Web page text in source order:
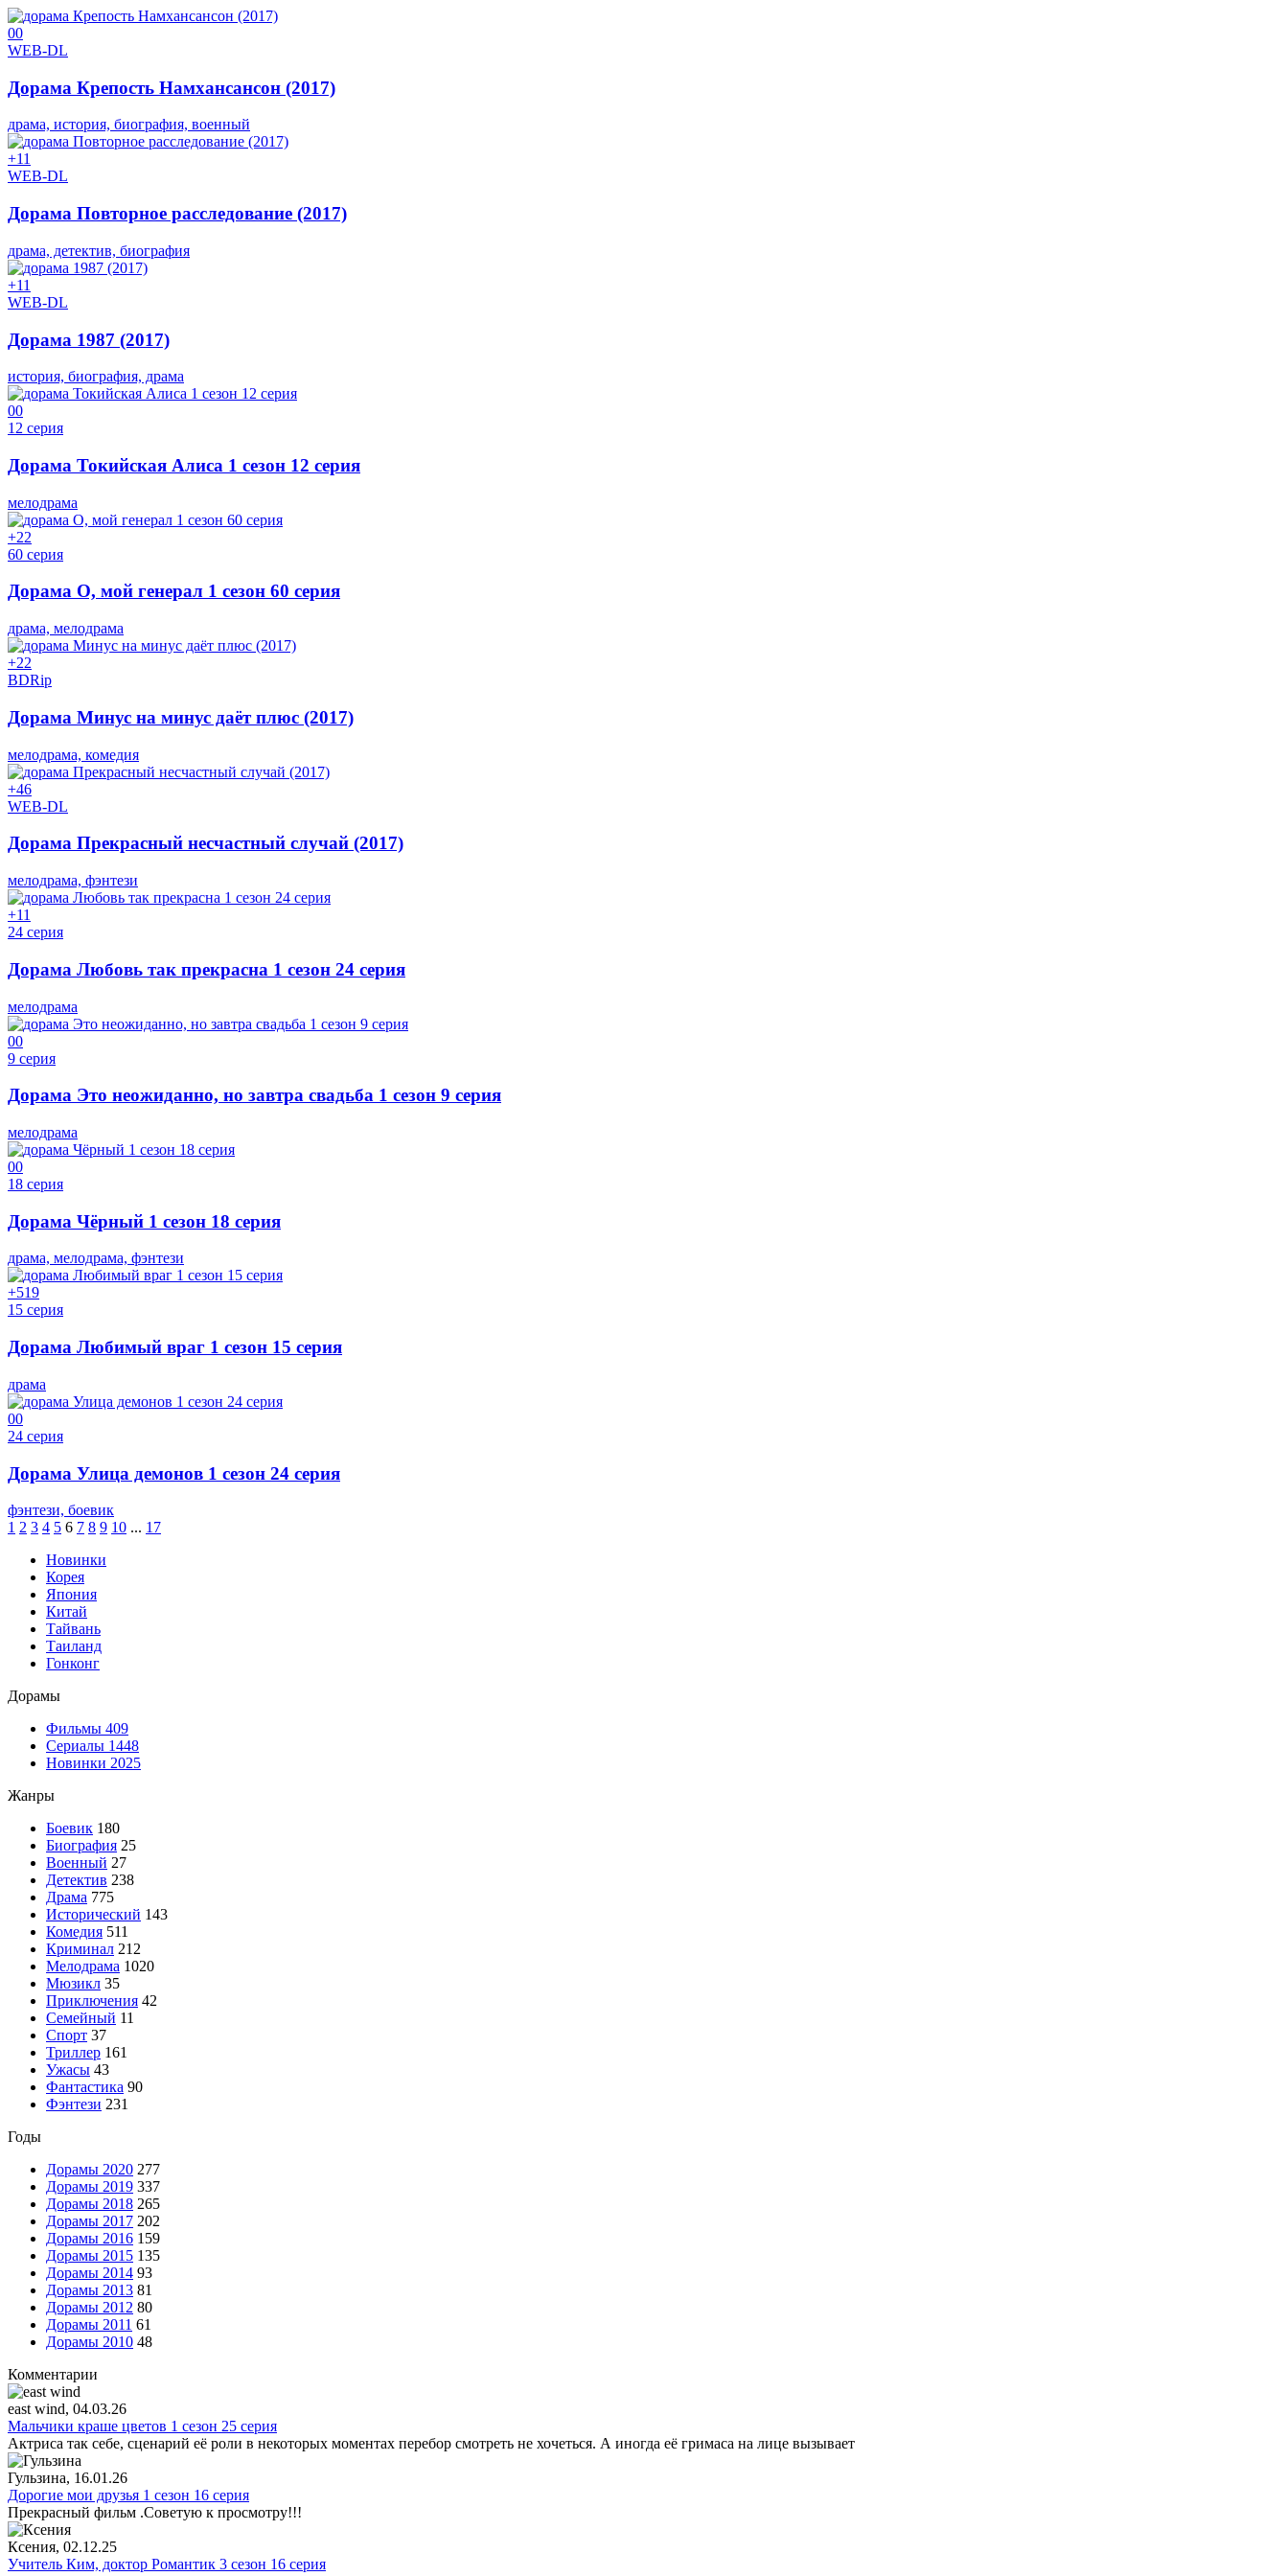
00
WEB-DL
Дорама Крепость Намхансансон (2017)
драма, история, биография, военный
+11
WEB-DL
Дорама Повторное расследование (2017)
драма, детектив, биография
+11
WEB-DL
Дорама 1987 (2017)
история, биография, драма
00
12 серия
Дорама Токийская Алиса 1 сезон 12 серия
мелодрама
+22
60 серия
Дорама О, мой генерал 1 сезон 60 серия
драма, мелодрама
+22
BDRip
Дорама Минус на минус даёт плюс (2017)
мелодрама, комедия
+46
WEB-DL
Дорама Прекрасный несчастный случай (2017)
мелодрама, фэнтези
+11
24 серия
Дорама Любовь так прекрасна 1 сезон 24 серия
мелодрама
00
9 серия
Дорама Это неожиданно, но завтра свадьба 1 сезон 9 серия
мелодрама
00
18 серия
Дорама Чёрный 1 сезон 18 серия
драма, мелодрама, фэнтези
+519
15 серия
Дорама Любимый враг 1 сезон 15 серия
драма
00
24 серия
Дорама Улица демонов 1 сезон 24 серия
фэнтези, боевик
1 2 3 4 5 6 7 8 9 10 ... 17
Новинки
Корея
Япония
Китай
Тайвань
Таиланд
Гонконг
Дорамы
Фильмы 409
Сериалы 1448
Новинки 2025
Жанры
Боевик 180
Биография 25
Военный 27
Детектив 238
Драма 775
Исторический 143
Комедия 511
Криминал 212
Мелодрама 1020
Мюзикл 35
Приключения 42
Семейный 11
Спорт 37
Триллер 161
Ужасы 43
Фантастика 90
Фэнтези 231
Годы
Дорамы 2020 277
Дорамы 2019 337
Дорамы 2018 265
Дорамы 2017 202
Дорамы 2016 159
Дорамы 2015 135
Дорамы 2014 93
Дорамы 2013 81
Дорамы 2012 80
Дорамы 2011 61
Дорамы 2010 48
Комментарии
east wind, 04.03.26
Мальчики краше цветов 1 сезон 25 серия
Актриса так себе, сценарий её роли в некоторых моментах перебор смотреть не хочеться. А иногда её гримаса на лице вызывает
Гульзина, 16.01.26
Дорогие мои друзья 1 сезон 16 серия
Прекрасный фильм .Советую к просмотру!!!
Ксения, 02.12.25
Учитель Ким, доктор Романтик 3 сезон 16 серия